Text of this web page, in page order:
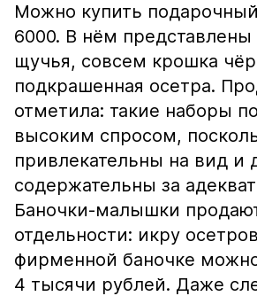
Можно купить
6000. В нём
щучья, совсем крошка
подкрашенная осетра.
отметила: такие наборы
высоким спросом,
привлекательны на вид и
содержательны за
Баночки-малышки
отдельности: икру
фирменной баночке
4 тысячи рублей. Даже